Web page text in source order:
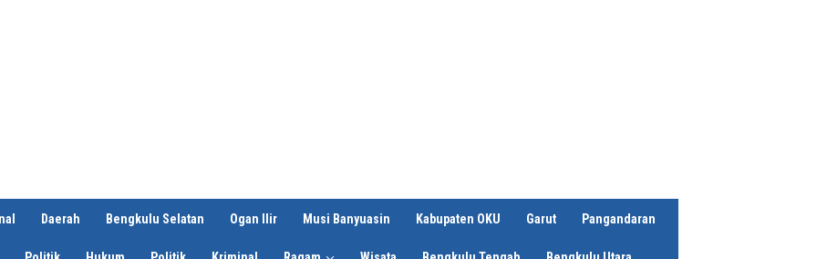
Daerah Bengkulu Selatan Ogan Ilir Musi Banyuasin Kabupaten OKU Garut Pangandaran